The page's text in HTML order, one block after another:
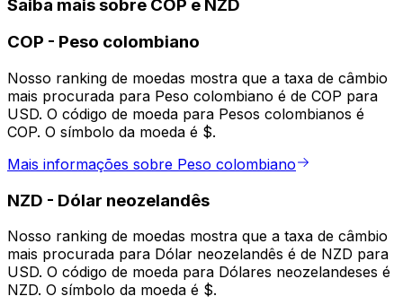
Saiba mais sobre COP e NZD
COP - Peso colombiano
Nosso ranking de moedas mostra que a taxa de câmbio
mais procurada para Peso colombiano é de COP para
USD. O código de moeda para Pesos colombianos é
COP. O símbolo da moeda é $.
Mais informações sobre Peso colombiano
NZD - Dólar neozelandês
Nosso ranking de moedas mostra que a taxa de câmbio
mais procurada para Dólar neozelandês é de NZD para
USD. O código de moeda para Dólares neozelandeses é
NZD. O símbolo da moeda é $.